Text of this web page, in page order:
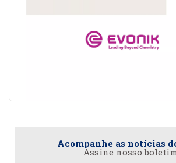
Acompanhe as notícias
Assine nosso